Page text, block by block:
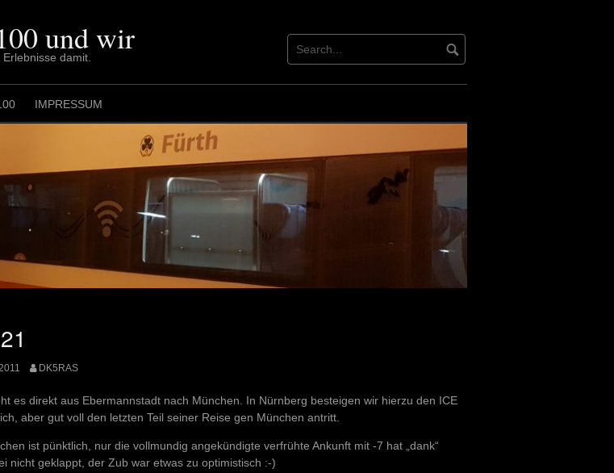
und wir
damit.
IMPRESSUM
DK5RAS
es direkt aus Ebermannstadt nach München. In Nürnberg besteigen wir hierzu den ICE
aber gut voll den letzten Teil seiner Reise gen München antritt.
ist pünktlich, nur die vollmundig angekündigte verfrühte Ankunft mit -7 hat „dank“
nicht geklappt, der Zub war etwas zu optimistisch :-)